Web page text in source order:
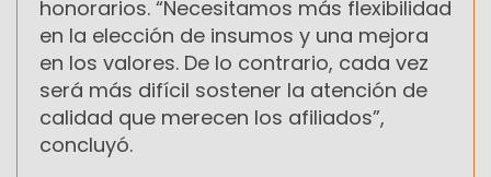
honorarios. “Necesitamos más flexibilidad
en la elección de insumos y una mejora
en los valores. De lo contrario, cada vez
será más difícil sostener la atención de
calidad que merecen los afiliados”,
concluyó.